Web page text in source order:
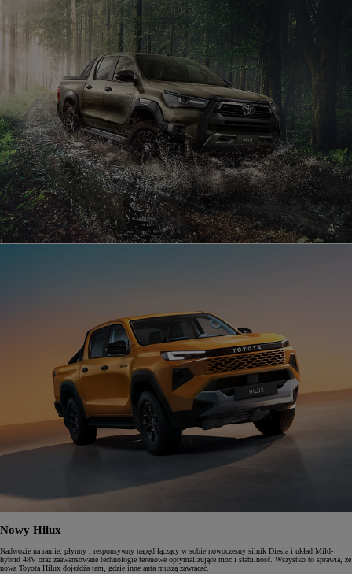
Nowy Hilux
Nadwozie na ramie, płynny i responsywny napęd łączący w sobie nowoczesny silnik Diesla i układ Mild-
hybrid 48V oraz zaawansowane technologie terenowe optymalizujące moc i stabilność. Wszystko to sprawia, że
nowa Toyota Hilux dojeżdża tam, gdzie inne auta muszą zawracać.